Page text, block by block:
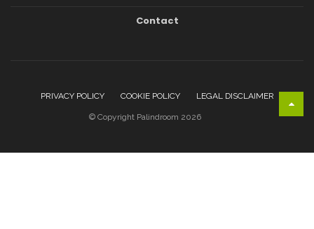
Contact
PRIVACY POLICY COOKIE POLICY LEGAL DISCLAIMER
© Copyright Palindroom 2026